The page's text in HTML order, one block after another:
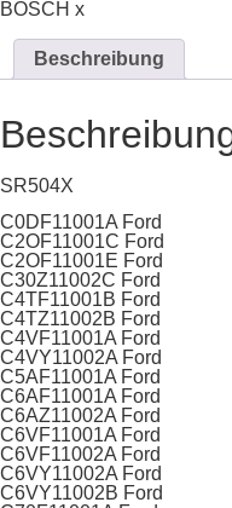
BOSCH x
Beschreibung
SR504X
C0DF11001A Ford
C2OF11001C Ford
C2OF11001E Ford
C30Z11002C Ford
C4TF11001B Ford
C4TZ11002B Ford
C4VF11001A Ford
C4VY11002A Ford
C5AF11001A Ford
C6AF11001A Ford
C6AZ11002A Ford
C6VF11001A Ford
C6VF11002A Ford
C6VY11002A Ford
C6VY11002B Ford